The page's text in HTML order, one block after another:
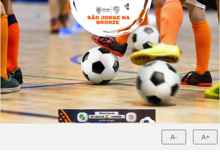
A- A+